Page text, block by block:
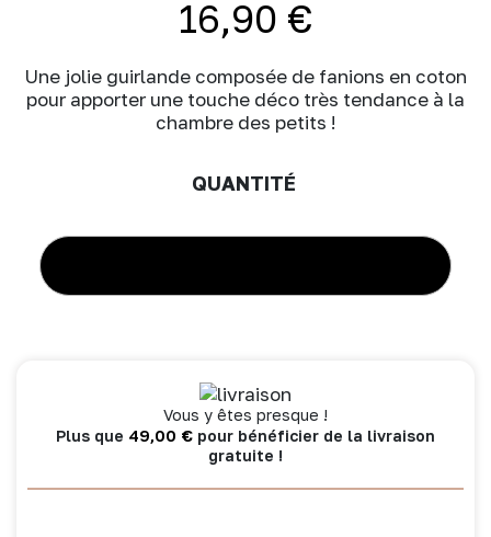
16,90 €
Une jolie guirlande composée de fanions en coton
pour apporter une touche déco très tendance à la
chambre des petits !
de
Daydream
Vous y êtes presque !
Plus que 49,00 € pour bénéficier de la livraison
gratuite !